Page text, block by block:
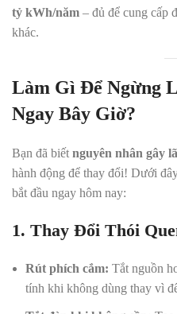
tỷ kWh/năm – đủ để cung cấp
khác.
Làm Gì Để Ngừng
Ngay Bây Giờ?
Bạn đã biết nguyên nhân gây
hành động để thay đổi! Dưới
bắt đầu ngay hôm nay:
1. Thay Đổi Thói
Rút phích cắm: Tắt nguồn
tính khi không dùng thay vì